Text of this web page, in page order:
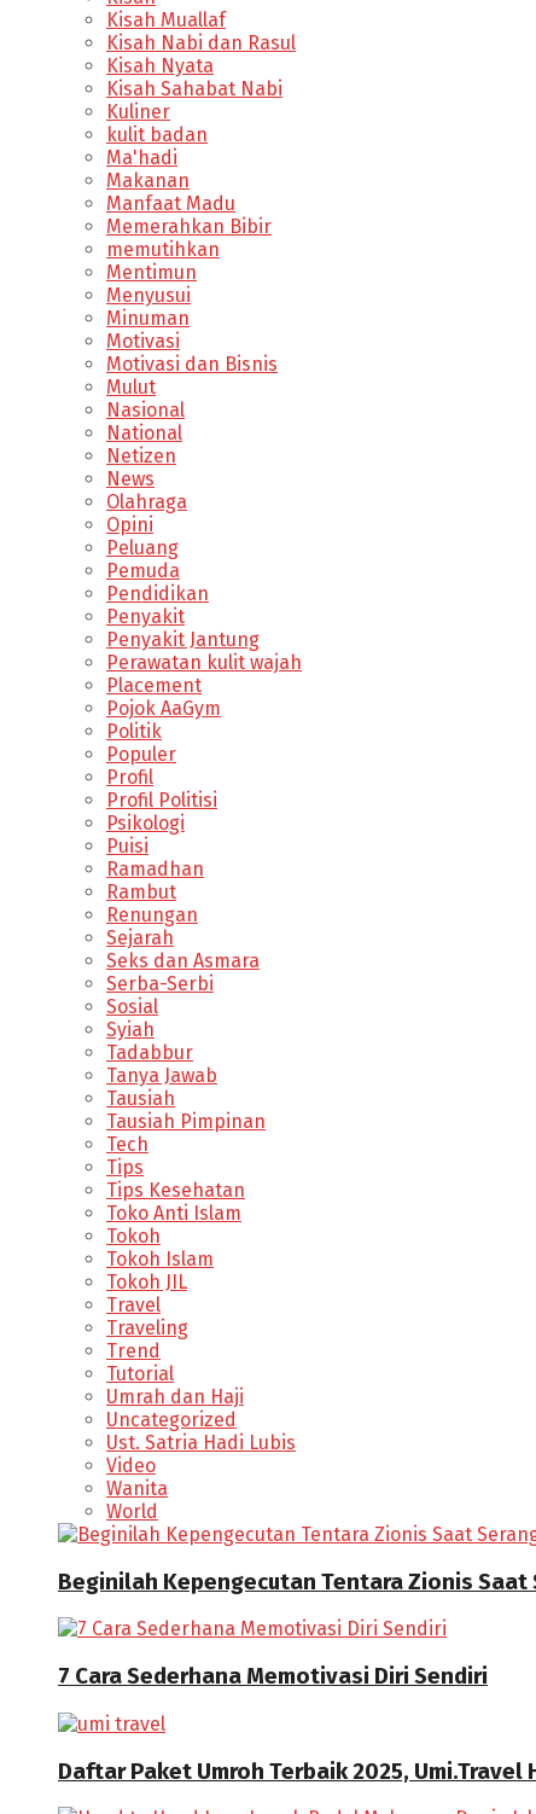
Kisah Muallaf
Kisah Nabi dan Rasul
Kisah Nyata
Kisah Sahabat Nabi
Kuliner
kulit badan
Ma'hadi
Makanan
Manfaat Madu
Memerahkan Bibir
memutihkan
Mentimun
Menyusui
Minuman
Motivasi
Motivasi dan Bisnis
Mulut
Nasional
National
Netizen
News
Olahraga
Opini
Peluang
Pemuda
Pendidikan
Penyakit
Penyakit Jantung
Perawatan kulit wajah
Placement
Pojok AaGym
Politik
Populer
Profil
Profil Politisi
Psikologi
Puisi
Ramadhan
Rambut
Renungan
Sejarah
Seks dan Asmara
Serba-Serbi
Sosial
Syiah
Tadabbur
Tanya Jawab
Tausiah
Tausiah Pimpinan
Tech
Tips
Tips Kesehatan
Toko Anti Islam
Tokoh
Tokoh Islam
Tokoh JIL
Travel
Traveling
Trend
Tutorial
Umrah dan Haji
Uncategorized
Ust. Satria Hadi Lubis
Video
Wanita
World
Beginilah Kepengecutan Tentara Zionis Saat
7 Cara Sederhana Memotivasi Diri Sendiri
Daftar Paket Umroh Terbaik 2025,